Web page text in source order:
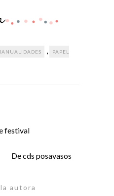
PAPEL
festival
De cds posavasos
autora